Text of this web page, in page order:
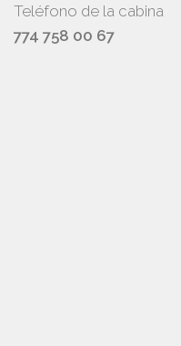
Teléfono de la cabina
774 758 00 67